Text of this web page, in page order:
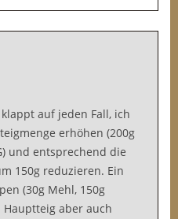
auf jeden Fall, ich
erhöhen (200g
und entsprechend die
150g reduzieren. Ein
(30g Mehl, 150g
aber auch